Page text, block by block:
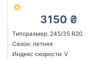
3150 ₴
Типоразмер: 245/35 R20
Сезон: летняя
Индекс скорости: V